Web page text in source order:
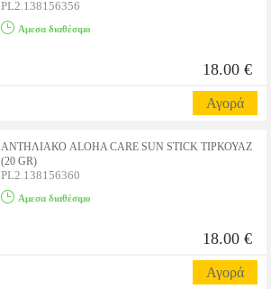
PL2.138156356
Αμεσα διαθέσιμο
18.00 €
Αγορά
ΑΝΤΗΛΙΑΚΟ ALOHA CARE SUN STICK ΤΙΡΚΟΥΑΖ
(20 GR)
PL2.138156360
Αμεσα διαθέσιμο
18.00 €
Αγορά